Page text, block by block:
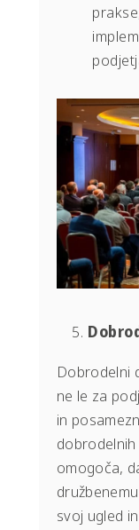
Dobrodelni
ne le za
in
omogoča,
svoj ugled